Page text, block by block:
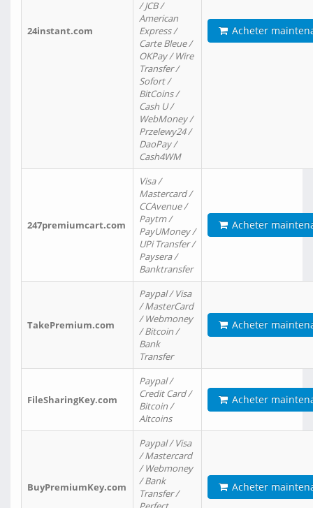
24instant.com
/ JCB /
American
Express /
Carte Bleue /
OKPay / Wire
Transfer /
Sofort /
BitCoins /
Cash U /
WebMoney /
Przelewy24 /
DaoPay /
Cash4WM
Acheter
247premiumcart.com
Visa /
Mastercard /
CCAvenue /
Paytm /
PayUMoney /
UPi Transfer /
Paysera /
Banktransfer
Acheter
TakePremium.com
Paypal / Visa
/ MasterCard
/ Webmoney
/ Bitcoin /
Bank
Transfer
Acheter
FileSharingKey.com
Paypal /
Credit Card /
Bitcoin /
Altcoins
Acheter
BuyPremiumKey.com
Paypal / Visa
/ Mastercard
/ Webmoney
/ Bank
Transfer /
Acheter